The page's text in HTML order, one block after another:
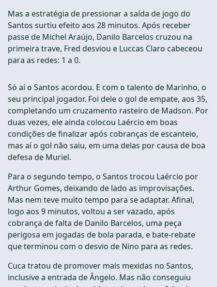
Mas a estratégia de pressionar a saída de jogo do
Santos surtiu efeito aos 28 minutos. Após receber
passe de Michel Araújo, Danilo Barcelos cruzou na
primeira trave, Fred desviou e Luccas Claro cabeceou
para as redes: 1 a 0.
Só aí o Santos acordou. E com o talento de Marinho, o
seu principal jogador. Foi dele o gol de empate, aos 35,
completando um cruzamento rasteiro de Madson. Por
duas vezes, ele ainda colocou Laércio em boas
condições de finalizar após cobranças de escanteio,
mas aí o gol não saiu, em uma delas por causa de boa
defesa de Muriel.
Para o segundo tempo, o Santos trocou Laércio por
Arthur Gomes, deixando de lado as improvisações.
Mas nem teve muito tempo para se adaptar. Afinal,
logo aos 9 minutos, voltou a ser vazado, após
cobrança de falta de Danilo Barcelos, uma peça
perigosa em jogadas de bola parada, e bate-rebate
que terminou com o desvio de Nino para as redes.
Cuca tratou de promover mais mexidas no Santos,
inclusive a entrada de Ângelo. Mas não conseguiu